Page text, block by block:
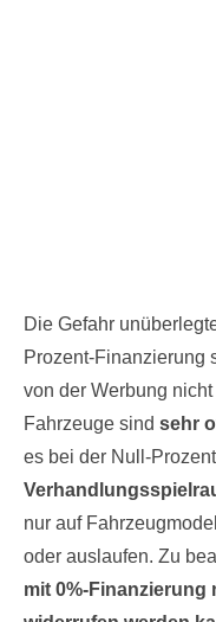
Die Gefahr
Prozent-Finanzierung
von der Werbung
Fahrzeuge sind sehr
es bei der Null-
nur auf
oder auslaufen. Zu
mit 0%-